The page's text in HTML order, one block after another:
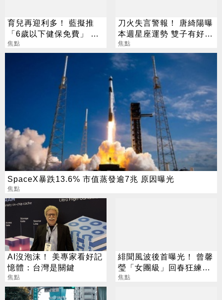
育兒再迎利多！ 藍擬推
「6歲以下健保免費」 每
年減輕近萬元負擔
焦點
刀火失言警報！ 唐綺陽曝
本週星座運勢 雙子有好消
息、獅子談判順利
焦點
SpaceX暴跌13.6% 市值蒸發逾7兆 原因曝光
焦點
AI沒泡沫！ 美專家看好記
憶體：台灣是關鍵
焦點
緋聞風波後首曝光！ 曾馨
瑩「女團級」回春狂練舞
郭董獨自公園散步
焦點